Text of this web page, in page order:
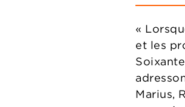
«
et les
Marius,